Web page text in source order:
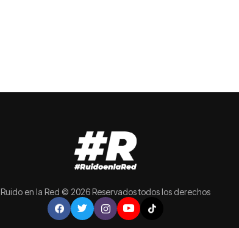
Ruido en la Red © 2026 Reservados todos los derechos